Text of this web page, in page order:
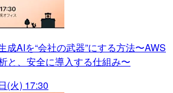
成AIを“会社の武器”にする方法〜AWS
と、安全に導入する仕組み〜
(火) 17:30